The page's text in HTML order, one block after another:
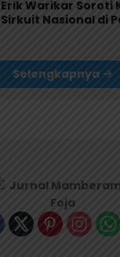
Erik Warikar Soroti
Sirkuit Nasional di
Selengkapnya